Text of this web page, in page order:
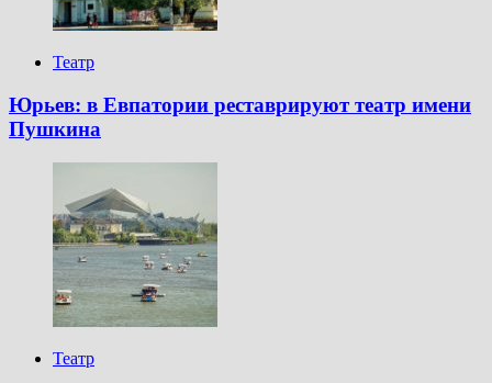
Театр
Юрьев: в Евпатории реставрируют театр имени
Пушкина
Театр